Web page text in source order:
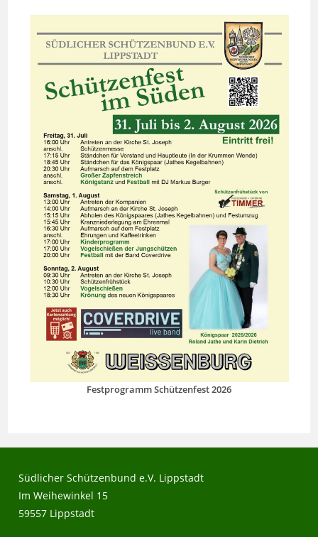
Festprogramm Schützenfest 2026
Südlicher Schützenbund e.V. Lippstadt
Im Weihewinkel 15
59557 Lippstadt